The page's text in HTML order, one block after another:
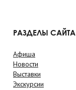
РАЗДЕЛЫ САЙТА
Афиша
Новости
Выставки
Экскурсии